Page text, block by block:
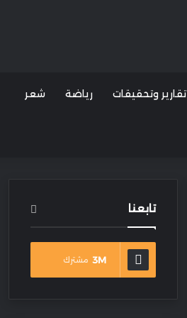
تقارير وتحقيقات رياضة شعر
تابعنا
3M مشترك